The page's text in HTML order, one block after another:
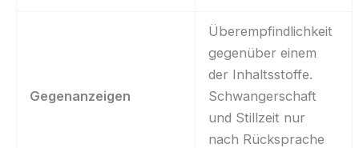
Gegenanzeigen
Überempfindlichkeit
gegenüber einem
der Inhaltsstoffe.
Schwangerschaft
und Stillzeit nur
nach Rücksprache